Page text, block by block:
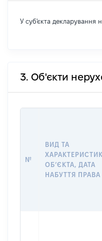
У суб'єкта декларування
3. Об'єкти
№
ВИД ТА
ОБʼЄКТА, ДАТА
НАБУТТЯ ПРАВА